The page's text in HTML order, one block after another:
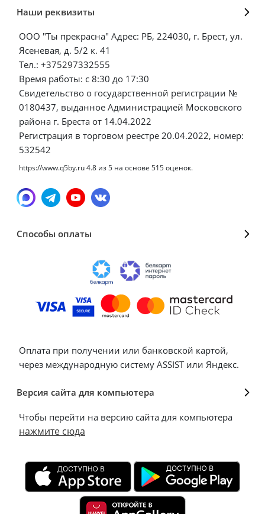
Наши реквизиты
ООО "Ты прекрасна" Адрес: РБ, 224030, г. Брест, ул.
Ясеневая, д. 5/2 к. 41
Тел.: +375297332555
Время работы: с 8:30 до 17:30
Свидетельство о государственной регистрации №
0180437, выданное Администрацией Московского
района г. Бреста от 14.04.2022
Регистрация в торговом реестре 20.04.2022, номер:
532542
https://www.q5by.ru4.8 из5 на основе 515оценок.
Способы оплаты
Оплата при получении или банковской картой,
через международную систему ASSIST или Яндекс.
Версия сайта для компьютера
Чтобы перейти на версию сайта для компьютера
нажмите сюда